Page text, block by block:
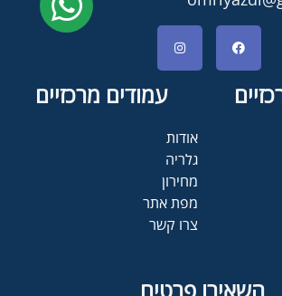
עמודים מרכזיים
אודות
גלריה
מחירון
מפת אתר
צרו קשר